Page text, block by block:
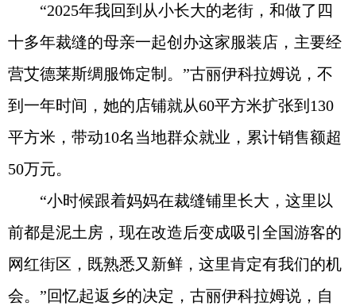
“2025年我回到从小长大的老街，和做了四
十多年裁缝的母亲一起创办这家服装店，主要经
营艾德莱斯绸服饰定制。”古丽伊科拉姆说，不
到一年时间，她的店铺就从60平方米扩张到130
平方米，带动10名当地群众就业，累计销售额超
50万元。
“小时候跟着妈妈在裁缝铺里长大，这里以
前都是泥土房，现在改造后变成吸引全国游客的
网红街区，既熟悉又新鲜，这里肯定有我们的机
会。”回忆起返乡的决定，古丽伊科拉姆说，自